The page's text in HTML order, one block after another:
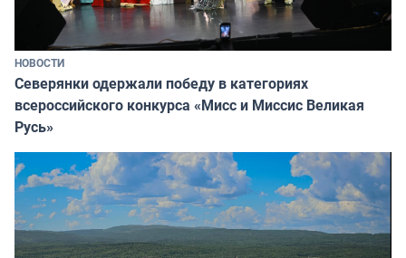
НОВОСТИ
Северянки одержали победу в категориях
всероссийского конкурса «Мисс и Миссис Великая
Русь»